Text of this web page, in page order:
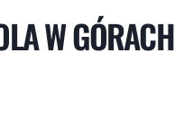
W GÓRACH